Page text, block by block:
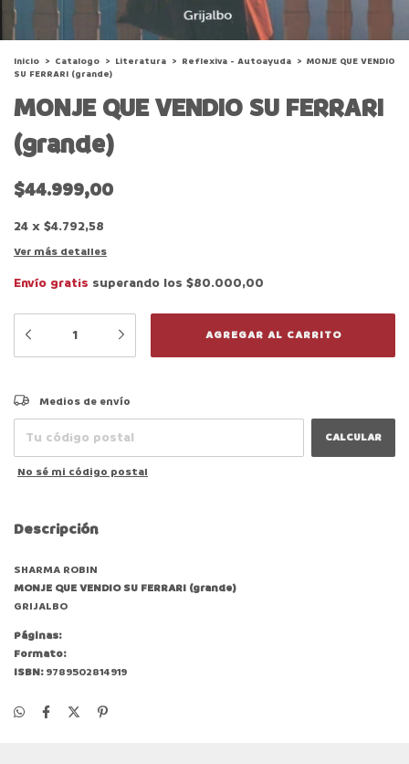
Inicio > Catalogo > Literatura > Reflexiva - Autoayuda > MONJE QUE VENDIO
SU FERRARI (grande)
MONJE QUE VENDIO SU FERRARI
(grande)
$44.999,00
24 x $4.792,58
Ver más detalles
Envío gratis superando los $80.000,00
Entregas para el CP:
Medios de envío
CALCULAR
No sé mi código postal
Descripción
SHARMA ROBIN
MONJE QUE VENDIO SU FERRARI (grande)
GRIJALBO
Páginas:
Formato:
ISBN:9789502814919